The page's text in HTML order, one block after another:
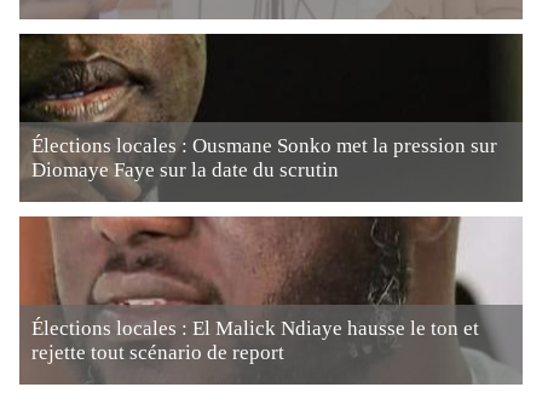
Élections locales : Ousmane Sonko met la pression sur
Diomaye Faye sur la date du scrutin
Élections locales : El Malick Ndiaye hausse le ton et
rejette tout scénario de report